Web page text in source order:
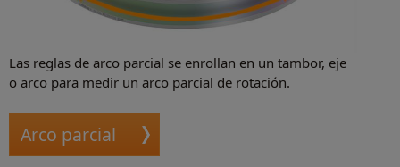
Las reglas de arco parcial se enrollan en un tambor, eje
o arco para medir un arco parcial de rotación.
Arco parcial